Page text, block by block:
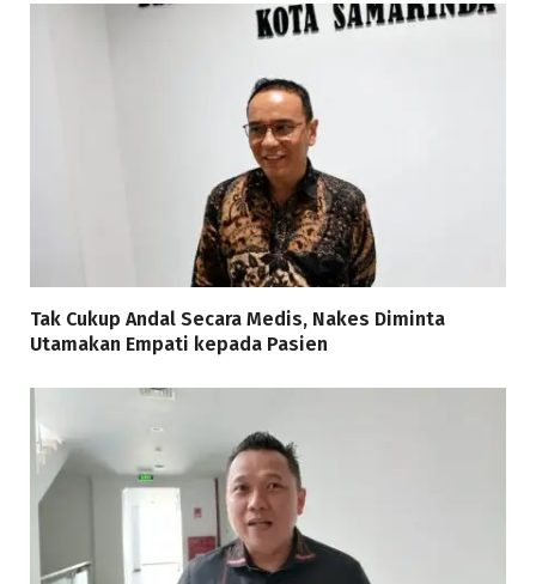
Tak Cukup Andal Secara Medis, Nakes Diminta
Utamakan Empati kepada Pasien